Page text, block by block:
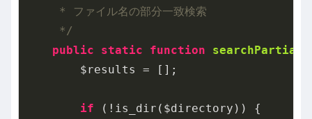
     * ファイル名の部分一致検索
     */
public
static function searchPartial
        $results = [];
if (!is_dir($directory)) {